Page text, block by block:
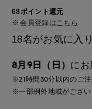
68ポイント還元
会員登録は こちら
18名がお気に入
8月9日（日） にお
※21時間30分以内のご
※一部例外地域がござ